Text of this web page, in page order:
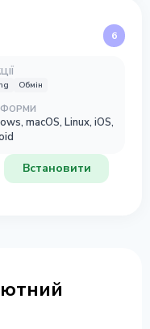
6
Обмін
macOS, Linux, iOS,
Встановити